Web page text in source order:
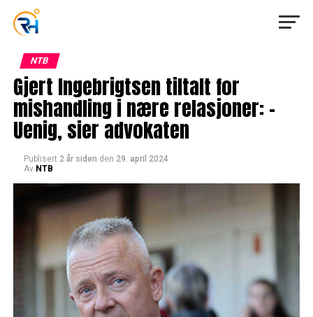
NTB
Gjert Ingebrigtsen tiltalt for
mishandling i nære relasjoner: –
Uenig, sier advokaten
Publisert 2 år siden den 29. april 2024
Av NTB